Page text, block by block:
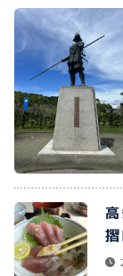
お問い合わせ